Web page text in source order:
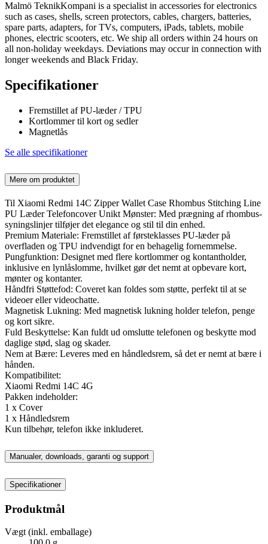
Malmö TeknikKompani is a specialist in accessories for electronics
such as cases, shells, screen protectors, cables, chargers, batteries,
spare parts, adapters, for TVs, computers, iPads, tablets, mobile
phones, electric scooters, etc. We ship all orders within 24 hours on
all non-holiday weekdays. Deviations may occur in connection with
longer weekends and Black Friday.
Specifikationer
Fremstillet af PU-læder / TPU
Kortlommer til kort og sedler
Magnetlås
Se alle specifikationer
Mere om produktet
Til Xiaomi Redmi 14C Zipper Wallet Case Rhombus Stitching Line
PU Læder Telefoncover Unikt Mønster: Med prægning af rhombus-
syningslinjer tilføjer det elegance og stil til din enhed.
Premium Materiale: Fremstillet af førsteklasses PU-læder på
overfladen og TPU indvendigt for en behagelig fornemmelse.
Pungfunktion: Designet med flere kortlommer og kontantholder,
inklusive en lynlåslomme, hvilket gør det nemt at opbevare kort,
mønter og kontanter.
Håndfri Støttefod: Coveret kan foldes som støtte, perfekt til at se
videoer eller videochatte.
Magnetisk Lukning: Med magnetisk lukning holder telefon, penge
og kort sikre.
Fuld Beskyttelse: Kan fuldt ud omslutte telefonen og beskytte mod
daglige stød, slag og skader.
Nem at Bære: Leveres med en håndledsrem, så det er nemt at bære i
hånden.
Kompatibilitet:
Xiaomi Redmi 14C 4G
Pakken indeholder:
1 x Cover
1 x Håndledsrem
Kun tilbehør, telefon ikke inkluderet.
Manualer, downloads, garanti og support
Specifikationer
Produktmål
Vægt (inkl. emballage)